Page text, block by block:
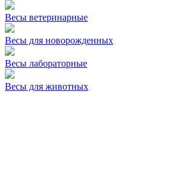
Весы ветеринарные
Весы для новорожденных
Весы лабораторные
Весы для животных